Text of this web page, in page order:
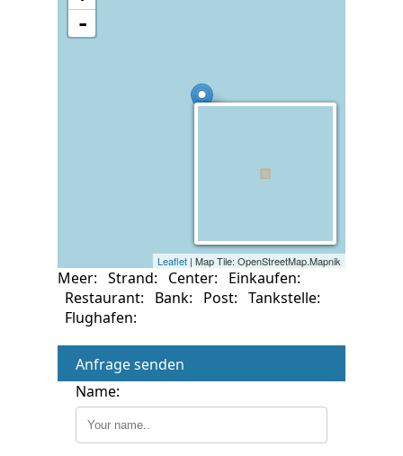
Meer: Strand: Center:
Einkaufen:
Restaurant:
Bank: Post: Tankstelle:
Flughafen:
Anfrage senden
Name: